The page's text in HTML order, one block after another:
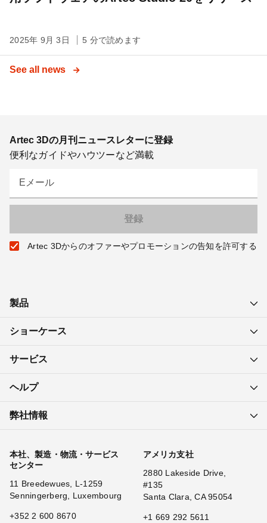
2025年 9月 3日 5 分で読めます
See all news
Artec 3Dの月刊ニュースレターに登録
便利なガイドやハウツーなど満載
Eメール
Artec 3Dからのオファーやプロモーションの告知を許可する
製品
ショーケース
サービス
ヘルプ
弊社情報
本社、製造・物流・サービス
センター
11 Breedewues, L-1259
Senningerberg, Luxembourg
+352 2 600 8670
アメリカ支社
2880 Lakeside Drive,
#135
Santa Clara, CA 95054
+1 669 292 5611